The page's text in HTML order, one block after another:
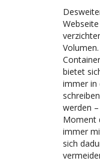
bietet
immer in
werden
Moment
immer
sich